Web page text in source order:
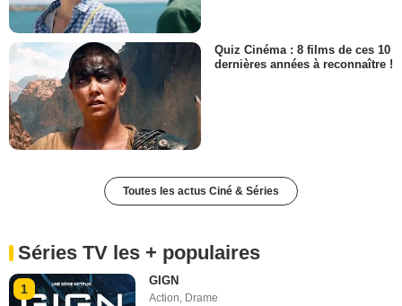
Quiz Cinéma : 8 films de ces 10
dernières années à reconnaître !
Toutes les actus Ciné & Séries
Séries TV les + populaires
1
GIGN
Action, Drame